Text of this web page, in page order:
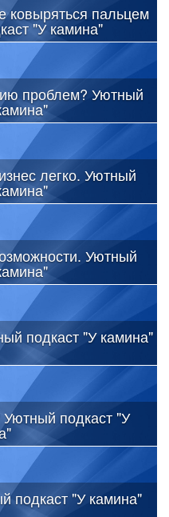
пальцем
"У камина"
проблем? Уютный
легко. Уютный
Уютный
подкаст "У камина"
Уютный подкаст "У
подкаст "У камина"